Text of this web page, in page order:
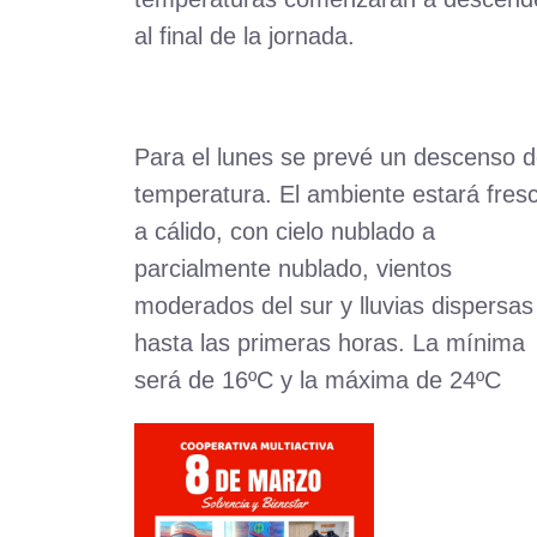
al final de la jornada.
Para el lunes se prevé un descenso
temperatura. El ambiente estará
a cálido, con cielo nublado a
parcialmente nublado, vientos
moderados del sur y lluvias dispersas
hasta las primeras horas. La mínima
será de 16ºC y la máxima de 24ºC